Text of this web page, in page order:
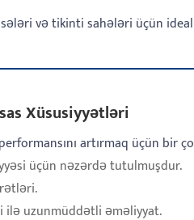
və tikinti sahələri üçün
Xüsusiyyətləri
artırmaq üçün bir
üçün nəzərdə tutulmuşdur.
uzunmüddətli əməliyyat.